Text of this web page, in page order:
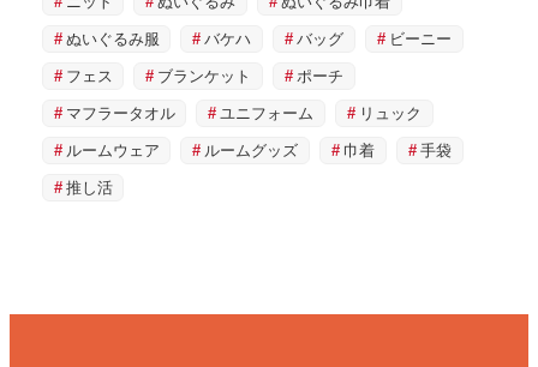
ぬいぐるみ服 バケハ バッグ ビーニー
フェス ブランケット ポーチ
マフラータオル ユニフォーム リュック
ルームウェア ルームグッズ 巾着 手袋
推し活